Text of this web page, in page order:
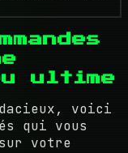
ultime
voici
qui vous
votre